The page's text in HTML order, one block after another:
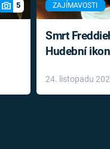
5 ZAJÍMAVOSTI
Smrt
Hudební
léky
24. listopadu